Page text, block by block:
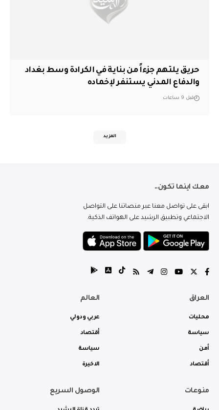
حريق يلتهم جزءاً من بناية في الكرادة وسط بغداد
والدفاع المدني يستنفر لإخماده
قبل 9 ساعات
المزيد
معك اينما تكون..
ابقى على تواصل معنا عبر منصاتنا على التواصل
الاجتماعي وتطبيق الرشيد على الهواتف الذكية.
العراق
محليات
سياسة
أمن
أقتصاد
العالم
عربي ودولي
أقتصاد
سياسة
الاخيرة
منوعات الوصول السريع